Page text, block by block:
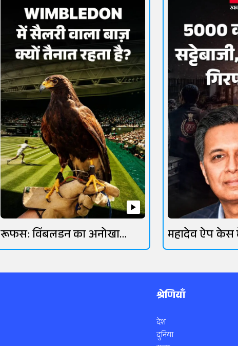
रूफस: विंबलडन का अनोखा
आसमानी रक्षक
महादेव ऐप केस
गिरफ्तार
श्रेणियाँ
देश
दुनिया